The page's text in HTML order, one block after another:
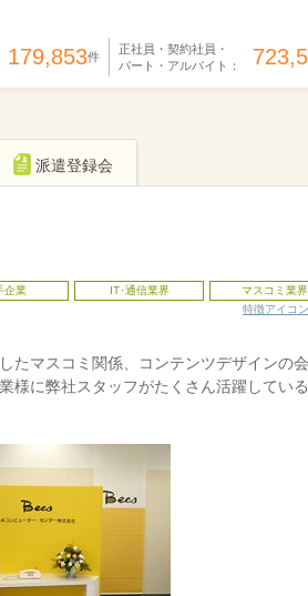
179,853件
正社員・契約社員・
パート・アルバイト：
派遣登録会
企業 IT･通信業界
マスコミ業界
特徴アイコ
たマスコミ関係、コンテンツデザインの
様に弊社スタッフがたくさん活躍してい